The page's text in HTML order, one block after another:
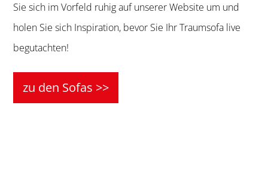
Sie sich im Vorfeld ruhig auf unserer Website um und
holen Sie sich Inspiration, bevor Sie Ihr Traumsofa live
begutachten!
zu den Sofas >>